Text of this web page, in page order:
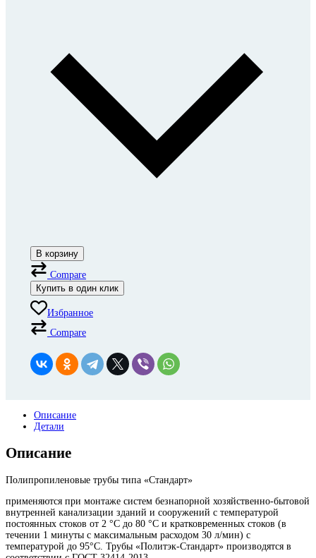
В корзину
Compare
Купить в один клик
Избранное
Compare
Описание
Детали
Описание
Полипропиленовые трубы типа «Стандарт»
применяются при монтаже систем безнапорной хозяйственно-бытовой
внутренней канализации зданий и сооружений с температурой
постоянных стоков от 2 °C до 80 °С и кратковременных стоков (в
течении 1 минуты с максимальным расходом 30 л/мин) с
температурой до 95°С. Трубы «Политэк-Стандарт» производятся в